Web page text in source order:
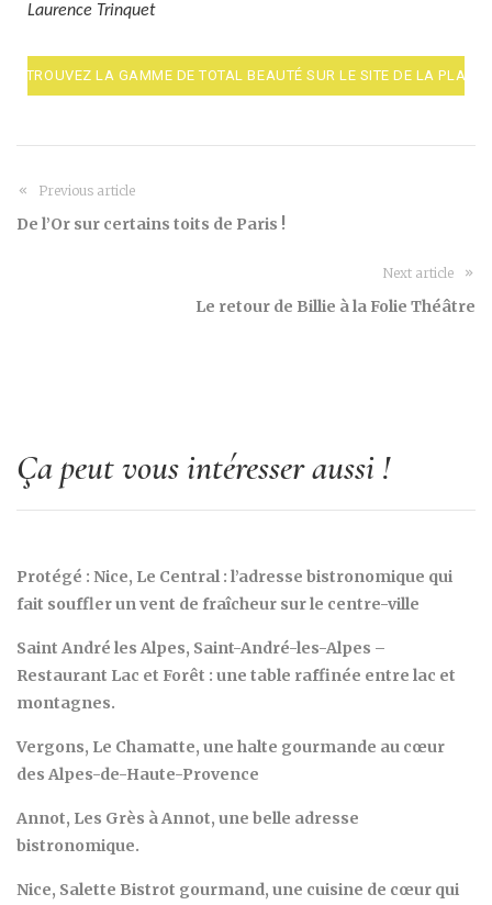
Laurence Trinquet
RETROUVEZ LA GAMME DE TOTAL BEAUTÉ SUR LE SITE DE LA PLACE
Previous article
De l’Or sur certains toits de Paris !
Next article
Le retour de Billie à la Folie Théâtre
Ça peut vous intéresser aussi !
Protégé : Nice, Le Central : l’adresse bistronomique qui
fait souffler un vent de fraîcheur sur le centre-ville
Saint André les Alpes, Saint-André-les-Alpes –
Restaurant Lac et Forêt : une table raffinée entre lac et
montagnes.
Vergons, Le Chamatte, une halte gourmande au cœur
des Alpes-de-Haute-Provence
Annot, Les Grès à Annot, une belle adresse
bistronomique.
Nice, Salette Bistrot gourmand, une cuisine de cœur qui